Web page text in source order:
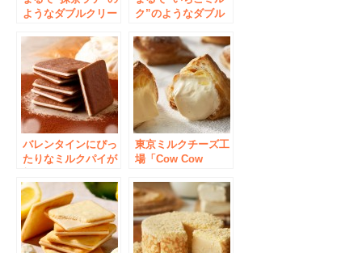
ようなダブルクリー
ンから季節限定「ミ
ルクパイ 抹茶」を
今年も発売
ク”のようなダブル
キッチンから季節限
定「ミルクパイスト
ロベリー」を今年も
発売
バレンタインにぴっ
たりなミルクパイが
ッチンから「ミルク
パイ ショコラ」を
期間限定で発売
東京ミルクチーズ工
場「Cow Cow
トレ秋葉原にグラン
ドオープン！